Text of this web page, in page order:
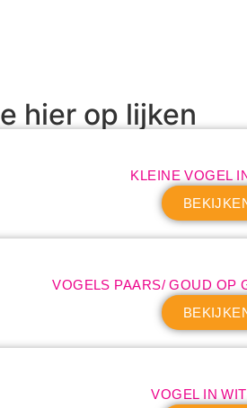
hier op lijken
KLEINE VOGEL
VOGELS PAARS/ GOUD OP
VOGEL IN